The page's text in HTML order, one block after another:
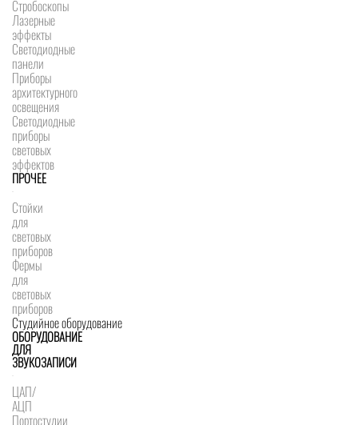
Стробоскопы
Лазерные
эффекты
Светодиодные
панели
Приборы
архитектурного
освещения
Светодиодные
приборы
световых
эффектов
ПРОЧЕЕ
Стойки
для
световых
приборов
Фермы
для
световых
приборов
Студийное оборудование
ОБОРУДОВАНИЕ
ДЛЯ
ЗВУКОЗАПИСИ
ЦАП/
АЦП
Портостудии